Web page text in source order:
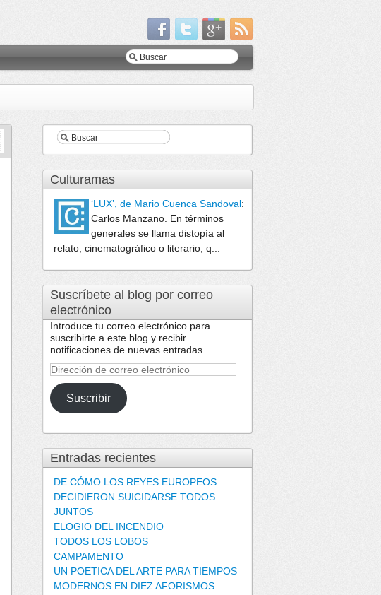
Culturamas
‘LUX’, de Mario Cuenca Sandoval:
Carlos Manzano. En términos
generales se llama distopía al
relato, cinematográfico o literario, q...
Suscríbete al blog por correo
electrónico
Introduce tu correo electrónico para
suscribirte a este blog y recibir
notificaciones de nuevas entradas.
Dirección
de
correo
electrónico
Suscribir
Entradas recientes
DE CÓMO LOS REYES EUROPEOS
DECIDIERON SUICIDARSE TODOS
JUNTOS
ELOGIO DEL INCENDIO
TODOS LOS LOBOS
CAMPAMENTO
UN POETICA DEL ARTE PARA TIEMPOS
MODERNOS EN DIEZ AFORISMOS